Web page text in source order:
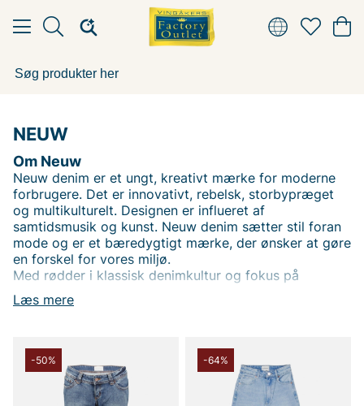
NEUW
Læs mere
Om Neuw
Neuw denim er et ungt, kreativt mærke for moderne
forbrugere. Det er innovativt, rebelsk, storbypræget
og multikulturelt. Designen er influeret af
samtidsmusik og kunst. Neuw denim sætter stil foran
mode og er et bæredygtigt mærke, der ønsker at gøre
en forskel for vores miljø.
Med rødder i klassisk denimkultur og fokus på
moderne design tilbyder Neuw jeans og denimtøj, der
føles lige så godt, som de ser ud. Hver
for denimelskere.
Andre populære mærker:
-50% -64%